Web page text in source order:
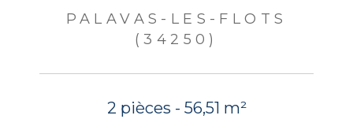
PALAVAS-LES-FLOTS
(34250)
2 pièces - 56,51 m²